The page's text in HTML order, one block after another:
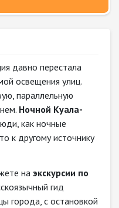
давно перестала
освещения улиц.
параллельную
Ночной Куала-
как ночные
к другому источнику
на экскурсии по
гид
города, с остановкой